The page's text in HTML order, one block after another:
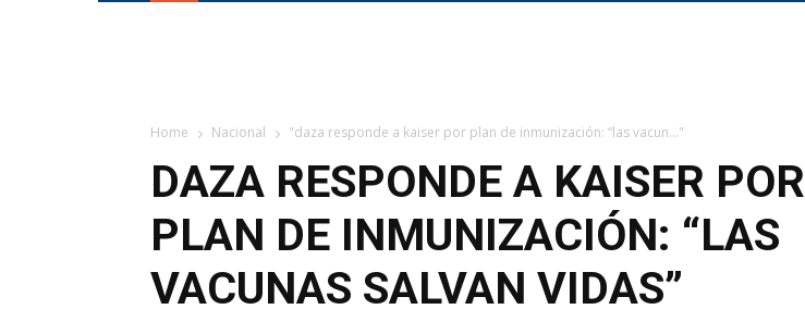
Home Nacional "daza responde a kaiser por plan de inmunización: “las vacun..."
DAZA RESPONDE A KAISER POR
PLAN DE INMUNIZACIÓN: “LAS
VACUNAS SALVAN VIDAS”